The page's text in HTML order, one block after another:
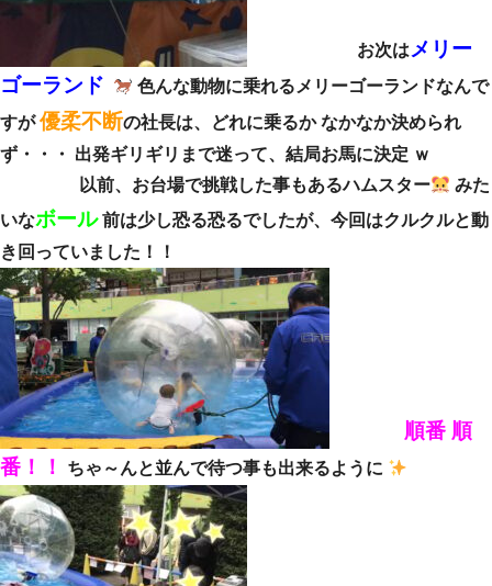
お次は メリー
ゴーランド
色んな動物に乗れるメリーゴーランドなんで
すが優柔不断の社長は、どれに乗るか なかなか決められ
ず・・・ 出発ギリギリまで迷って、結局お馬に決定 ｗ
以前、お台場で挑戦した事もあるハムスター
みた
いなボール前は少し恐る恐るでしたが、今回はクルクルと動
き回っていました！！
順番 順
番！！
ちゃ～んと並んで待つ事も出来るように